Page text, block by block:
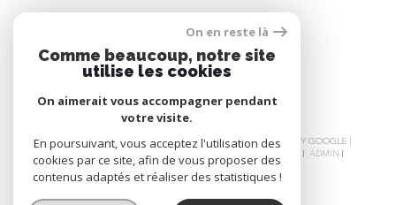
ADHÉRONS
© 2026 | TOUS DROITS RÉSERVÉS | TRADUCTION POWERED BY GOOGLE |
NOS HONORAIRES
PLAN DU SITE MENTIONS LÉGALES
ADMIN
NOS LIENS
POLITIQUE RGPD COOKIES
On en reste là
Comme beaucoup, notre site
utilise les cookies
On aimerait vous accompagner pendant
votre visite.
En poursuivant, vous acceptez l'utilisation des
cookies par ce site, afin de vous proposer des
contenus adaptés et réaliser des statistiques !